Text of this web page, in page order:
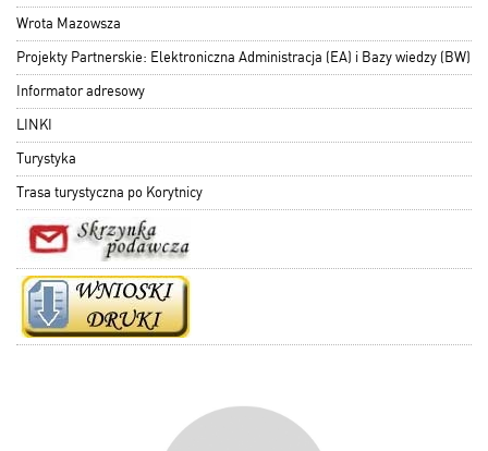
Wrota Mazowsza
Projekty Partnerskie: Elektroniczna Administracja (EA) i Bazy wiedzy (BW)
Informator adresowy
LINKI
Turystyka
Trasa turystyczna po Korytnicy